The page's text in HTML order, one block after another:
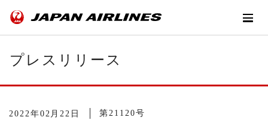
プレスリリース
2022年02月22日 第21120号